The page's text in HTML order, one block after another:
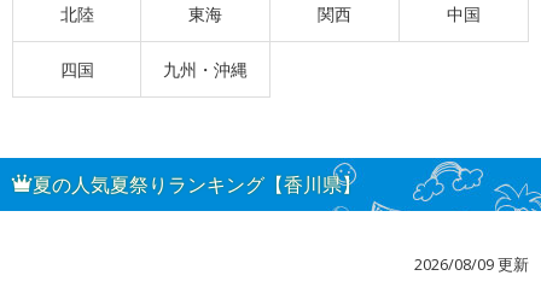
北陸 東海 関西 中国
四国 九州・沖縄
夏の人気夏祭りランキング【香川県】
2026/08/09 更新